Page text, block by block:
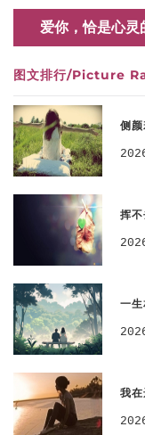
爱你，恰是心灵
图文排行/Picture
侧
挥
一
我